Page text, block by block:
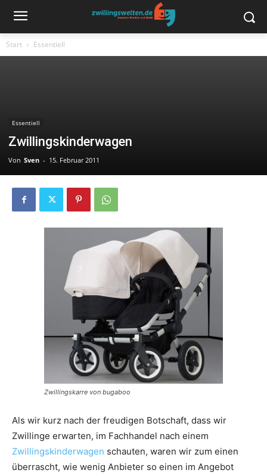
Start Essentiell
Essentiell
Zwillingskinderwagen
Von Sven - 15. Februar 2011
Zwillingskarre von bugaboo
Als wir kurz nach der freudigen Botschaft, dass wir
Zwillinge erwarten, im Fachhandel nach einem
Zwillingskinderwagen schauten, waren wir zum einen
überrascht, wie wenig Anbieter so einen im Angebot